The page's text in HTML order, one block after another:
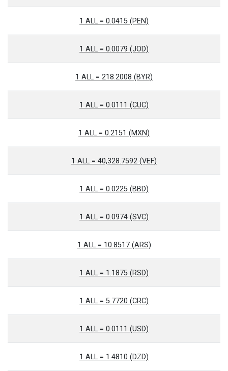
1 ALL = 0.0415 (PEN)
1 ALL = 0.0079 (JOD)
1 ALL = 218.2008 (BYR)
1 ALL = 0.0111 (CUC)
1 ALL = 0.2151 (MXN)
1 ALL = 40,328.7592 (VEF)
1 ALL = 0.0225 (BBD)
1 ALL = 0.0974 (SVC)
1 ALL = 10.8517 (ARS)
1 ALL = 1.1875 (RSD)
1 ALL = 5.7720 (CRC)
1 ALL = 0.0111 (USD)
1 ALL = 1.4810 (DZD)